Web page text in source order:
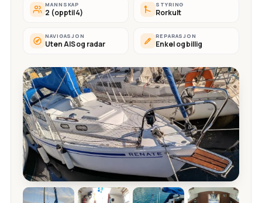
MANNSKAP
2 (opptil 4)
STYRING
Rorkult
NAVIGASJON
Uten AIS og radar
REPARASJON
Enkel og billig